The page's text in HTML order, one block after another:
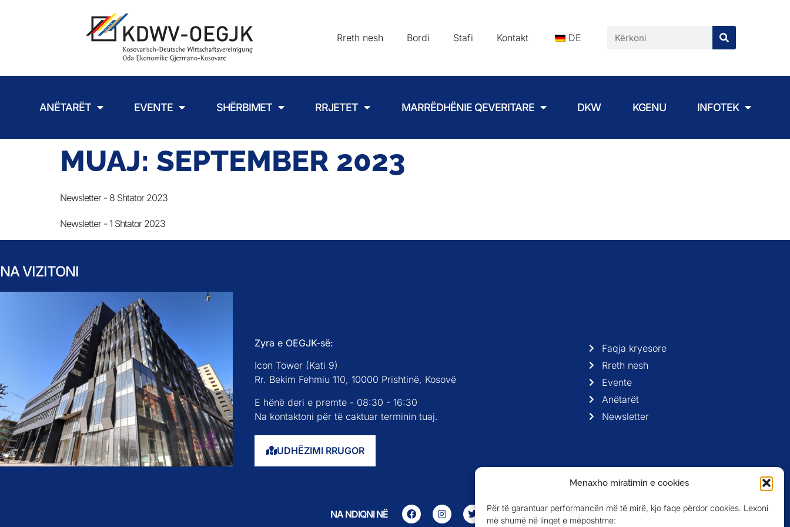
Menaxho miratimin e cookies
Për të garantuar performancën më të mirë, kjo faqe përdor cookies. Lexoni
më shumë në linqet e mëposhtme:
Rreth nesh Bordi Stafi Kontakt DE
ANËTARËT EVENTE SHËRBIMET RRJETET MARRËDHËNIE QEVERITARE DKW KGENU INFOTEK
MUAJ: SEPTEMBER 2023
Newsletter - 8 Shtator 2023
Newsletter - 1 Shtator 2023
NA VIZITONI
Zyra e OEGJK-së:
Icon Tower (Kati 9)
Rr. Bekim Fehmiu 110, 10000 Prishtinë, Kosovë
E hënë deri e premte - 08:30 - 16:30
Na kontaktoni për të caktuar terminin tuaj.
UDHËZIMI RRUGOR
Faqja kryesore
Rreth nesh
Evente
Anëtarët
Newsletter
NA NDIQNI NË